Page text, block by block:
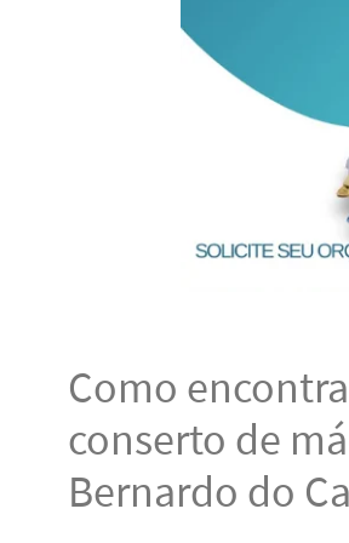
Como
conserto de
Bernardo do